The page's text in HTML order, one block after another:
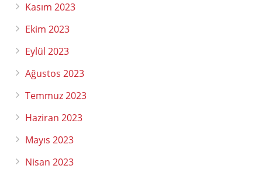
Kasım 2023
Ekim 2023
Eylül 2023
Ağustos 2023
Temmuz 2023
Haziran 2023
Mayıs 2023
Nisan 2023